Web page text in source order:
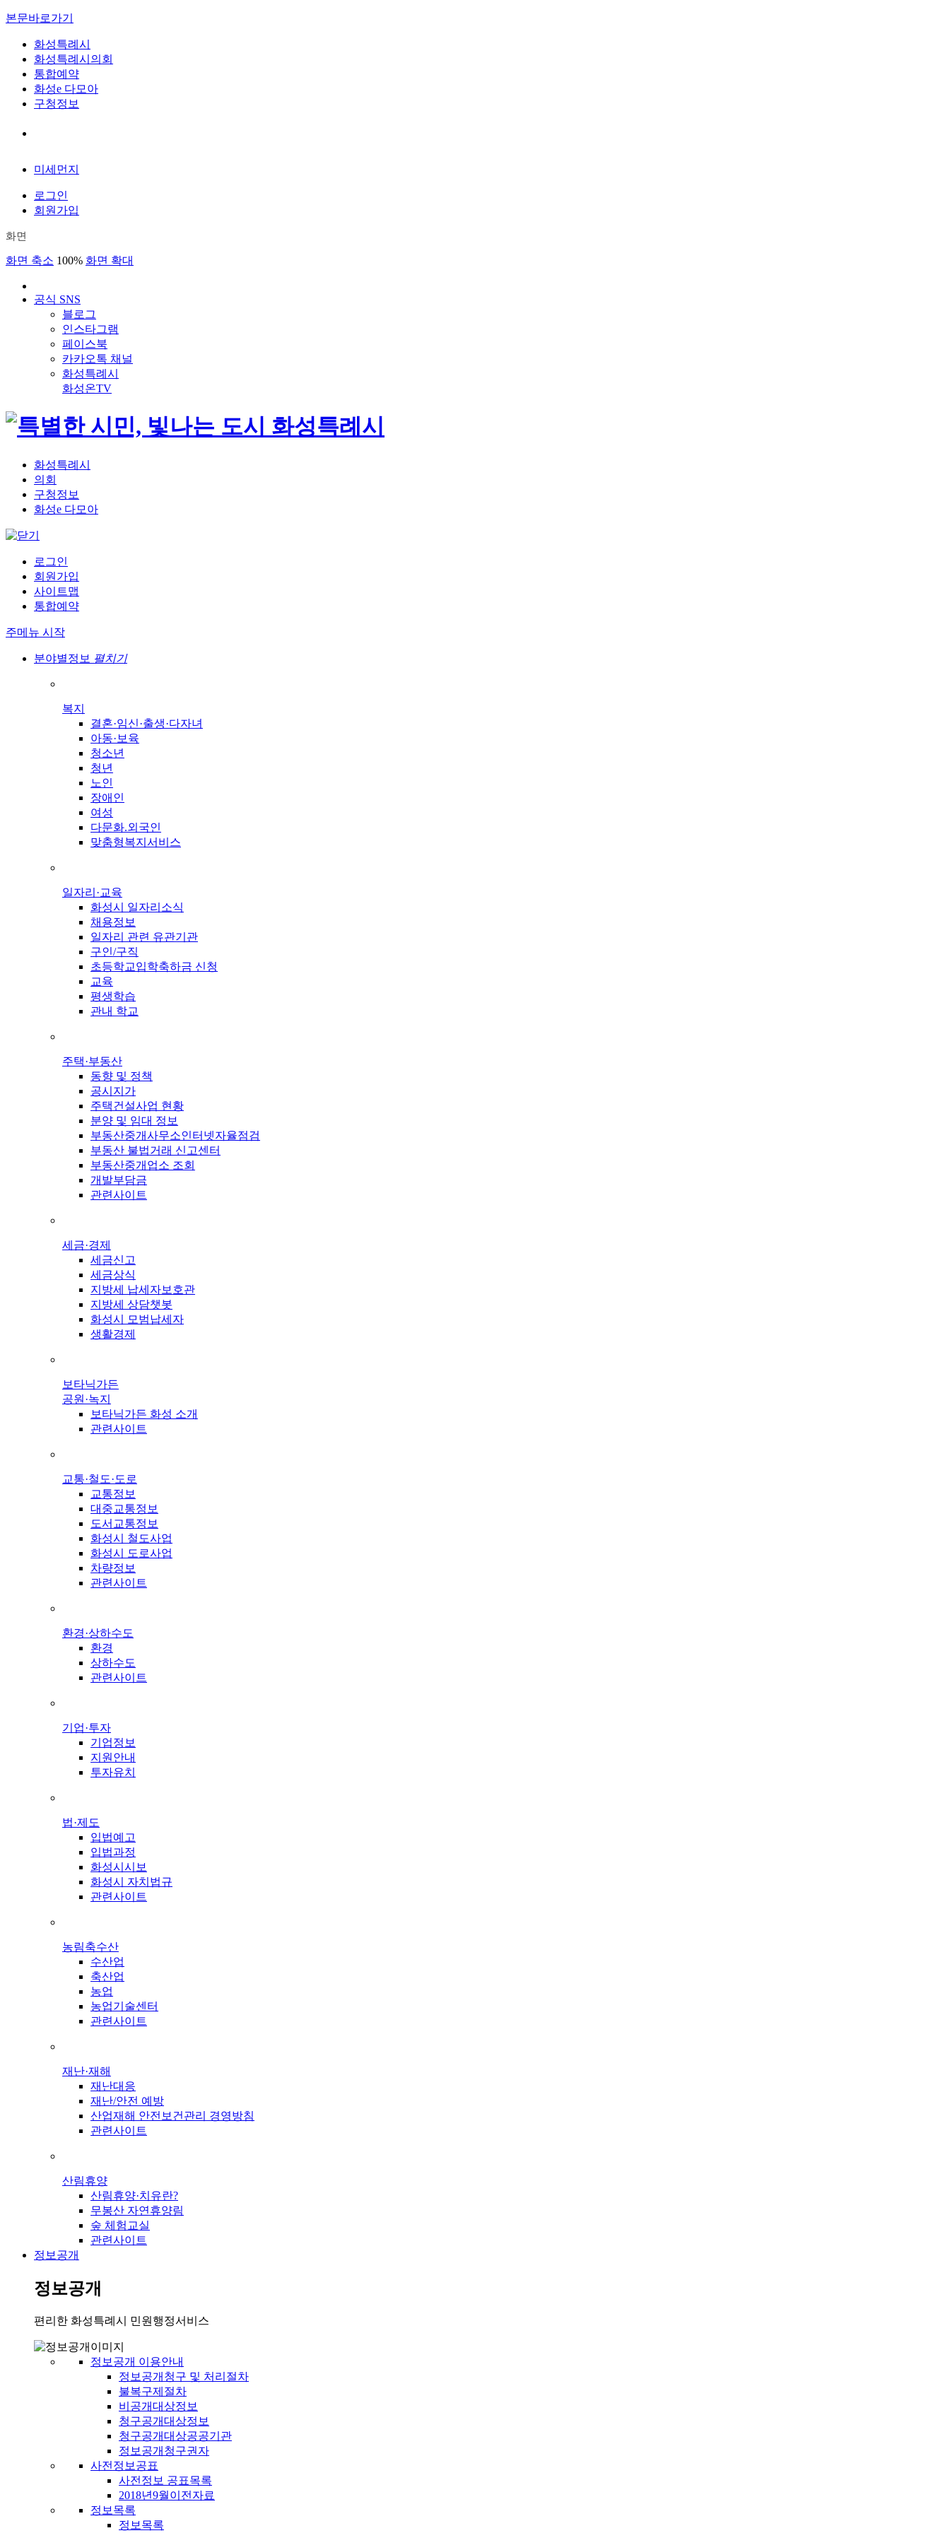
본문바로가기
화성특례시
화성특례시의회
통합예약
화성e 다모아
구청정보
미세먼지
로그인
회원가입
화면
화면 축소 100% 화면 확대
공식 SNS
블로그
인스타그램
페이스북
카카오톡 채널
화성특례시
화성온TV
화성특례시
의회
구청정보
화성e 다모아
로그인
회원가입
사이트맵
통합예약
주메뉴 시작
분야별정보 펼치기
복지
결혼·임신·출생·다자녀
아동·보육
청소년
청년
노인
장애인
여성
다문화.외국인
맞춤형복지서비스
일자리·교육
화성시 일자리소식
채용정보
일자리 관련 유관기관
구인/구직
초등학교입학축하금 신청
교육
평생학습
관내 학교
주택·부동산
동향 및 정책
공시지가
주택건설사업 현황
분양 및 임대 정보
부동산중개사무소인터넷자율점검
부동산 불법거래 신고센터
부동산중개업소 조회
개발부담금
관련사이트
세금·경제
세금신고
세금상식
지방세 납세자보호관
지방세 상담챗봇
화성시 모범납세자
생활경제
보타닉가든
공원·녹지
보타닉가든 화성 소개
관련사이트
교통·철도·도로
교통정보
대중교통정보
도서교통정보
화성시 철도사업
화성시 도로사업
차량정보
관련사이트
환경·상하수도
환경
상하수도
관련사이트
기업·투자
기업정보
지원안내
투자유치
법·제도
입법예고
입법과정
화성시시보
화성시 자치법규
관련사이트
농림축수산
수산업
축산업
농업
농업기술센터
관련사이트
재난·재해
재난대응
재난/안전 예방
산업재해 안전보건관리 경영방침
관련사이트
산림휴양
산림휴양·치유란?
무봉산 자연휴양림
숲 체험교실
관련사이트
정보공개
정보공개
편리한 화성특례시 민원행정서비스
정보공개 이용안내
정보공개청구 및 처리절차
불복구제절차
비공개대상정보
청구공개대상정보
청구공개대상공공기관
정보공개청구권자
사전정보공표
사전정보 공표목록
2018년9월이전자료
정보목록
정보목록